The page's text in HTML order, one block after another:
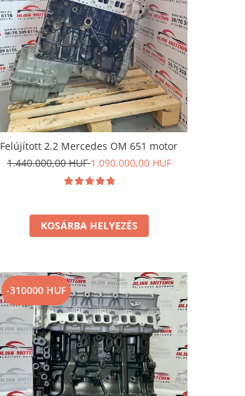
Felújított 2.2 Mercedes OM 651 motor
1.440.000,00 HUF1.090.000,00 HUF
KOSÁRBA HELYEZÉS
-310000 HUF